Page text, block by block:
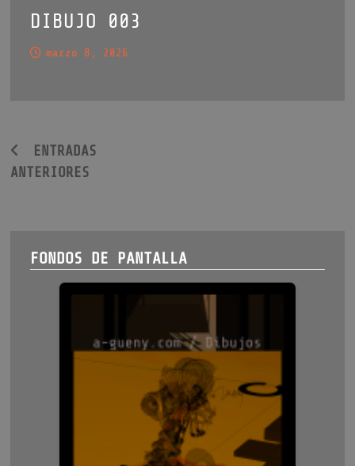
DIBUJO 003
marzo 8, 2026
Navegación
de
ENTRADAS
ANTERIORES
FONDOS DE PANTALLA